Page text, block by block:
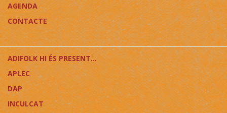
AGENDA
CONTACTE
ADIFOLK HI ÉS PRESENT...
APLEC
DAP
INCULCAT